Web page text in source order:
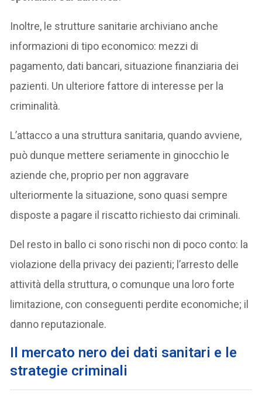
Inoltre, le strutture sanitarie archiviano anche
informazioni di tipo economico: mezzi di
pagamento, dati bancari, situazione finanziaria dei
pazienti. Un ulteriore fattore di interesse per la
criminalità.
L’attacco a una struttura sanitaria, quando avviene,
può dunque mettere seriamente in ginocchio le
aziende che, proprio per non aggravare
ulteriormente la situazione, sono quasi sempre
disposte a pagare il riscatto richiesto dai criminali.
Del resto in ballo ci sono rischi non di poco conto: la
violazione della privacy dei pazienti; l’arresto delle
attività della struttura, o comunque una loro forte
limitazione, con conseguenti perdite economiche; il
danno reputazionale.
Il mercato nero dei dati sanitari e le
strategie criminali